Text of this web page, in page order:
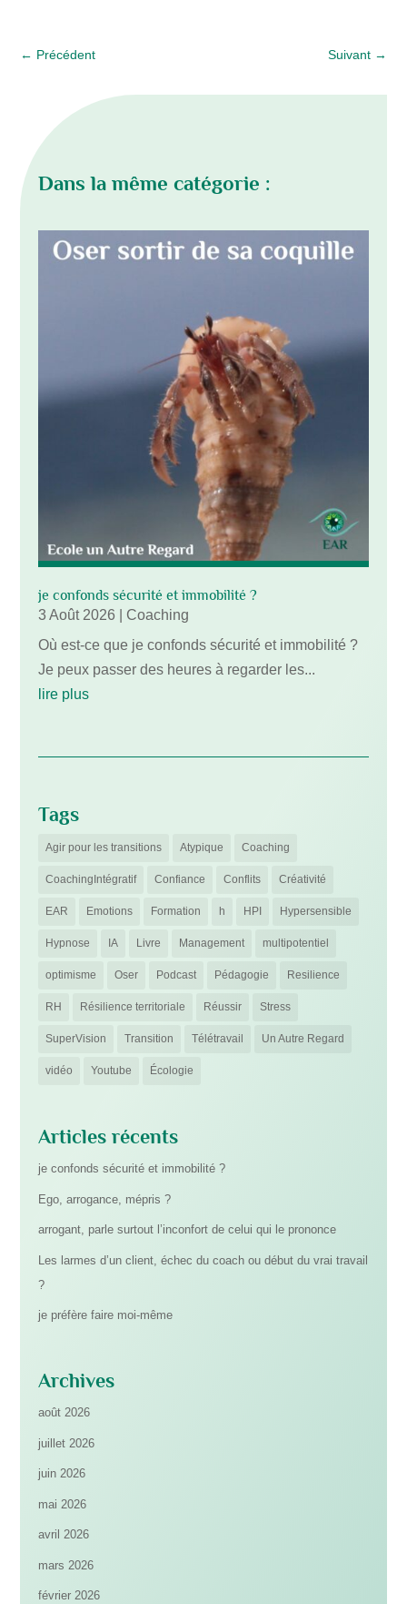
← Précédent Suivant→
Dans la même catégorie :
je confonds sécurité et immobilité ?
3 Août 2026
Coaching
Où est-ce que je confonds sécurité et immobilité ?
Je peux passer des heures à regarder les...
lire plus
Tags
Agir pour les transitions Atypique Coaching
CoachingIntégratif Confiance Conflits Créativité
EAR Emotions Formation h HPI Hypersensible
Hypnose IA Livre Management multipotentiel
optimisme Oser Podcast Pédagogie Resilience
RH Résilience territoriale Réussir Stress
SuperVision Transition Télétravail Un Autre Regard
vidéo Youtube Écologie
Articles récents
je confonds sécurité et immobilité ?
Ego, arrogance, mépris ?
arrogant, parle surtout l’inconfort de celui qui le prononce
Les larmes d’un client, échec du coach ou début du vrai travail
?
je préfère faire moi-même
Archives
août 2026
juillet 2026
juin 2026
mai 2026
avril 2026
mars 2026
février 2026